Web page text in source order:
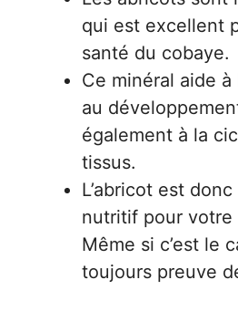
qui est excellent
santé du cobaye.
Ce minéral aide
au
également à la
tissus.
L’abricot est
nutritif pour votre
Même si c’est le
toujours preuve